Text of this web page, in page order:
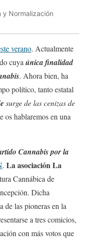
y Normalización
verano. Actualmente
cuya única finalidad
. Ahora bien, ha
político, tanto estatal
surge de las cenizas de
os hablaremos en una
Cannabis por la
. La asociación La
Cannábica de
Dicha
de las pioneras en la
a tres comicios,
con más votos que